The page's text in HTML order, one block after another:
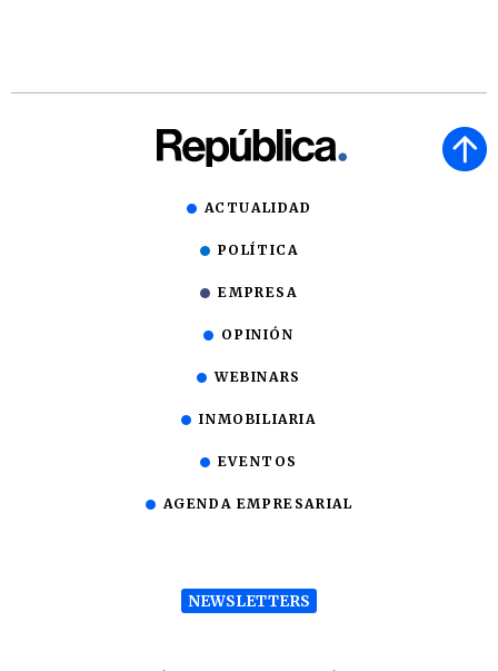
ACTUALIDAD
POLÍTICA
EMPRESA
OPINIÓN
WEBINARS
INMOBILIARIA
EVENTOS
AGENDA EMPRESARIAL
NEWSLETTERS